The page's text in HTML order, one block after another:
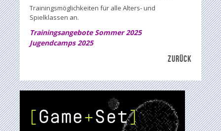
Trainingsmöglichkeiten für alle Alters- und
Spielklassen an.
Trainingsangebote Sommer 2025
Jugendcamps 2025
ZURÜCK